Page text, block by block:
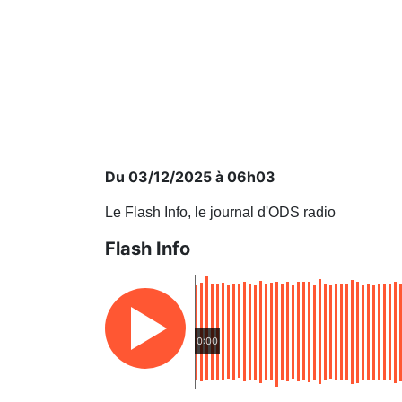
Du 03/12/2025 à 06h03
Le Flash Info, le journal d'ODS radio
Flash Info
0:00